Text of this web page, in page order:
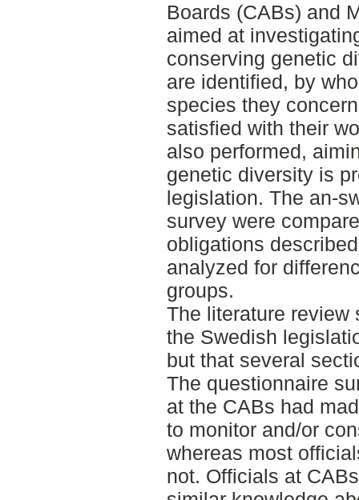
Boards (CABs) and
aimed at
conserving genetic
are identified, by
species they
satisfied with their
also performed,
genetic diversity is
legislation. The an-
survey were
obligations
analyzed for
groups.
The literature review
the Swedish
but that several
The questionnaire
at the CABs had
to monitor and/or
whereas most
not. Officials at